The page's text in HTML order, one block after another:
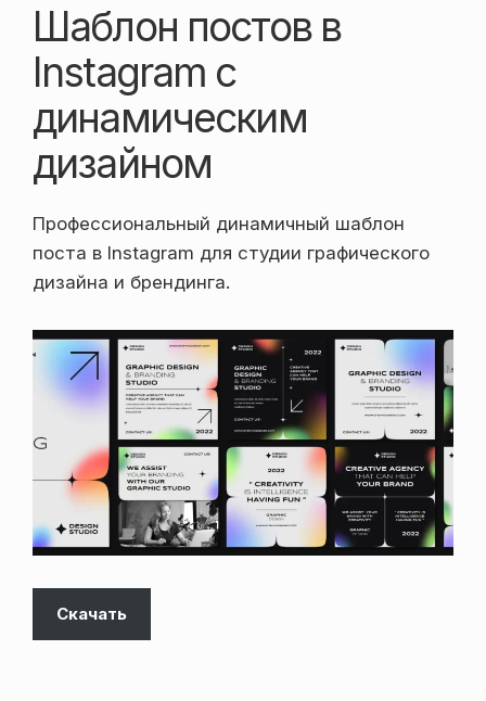
Шаблон постов в
Instagram с
динамическим
дизайном
Профессиональный динамичный шаблон
поста в Instagram для студии графического
дизайна и брендинга.
Скачать